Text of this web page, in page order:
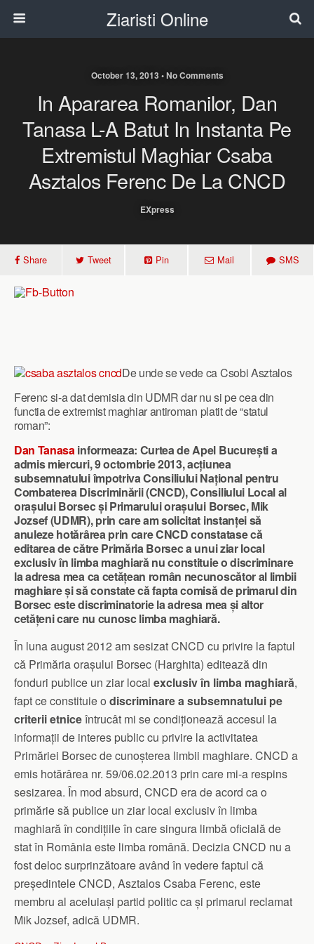
Ziaristi Online
October 13, 2013 • No Comments
In Apararea Romanilor, Dan
Tanasa L-A Batut In Instanta Pe
Extremistul Maghiar Csaba
Asztalos Ferenc De La CNCD
EXpress
Share Tweet Pin Mail SMS
De unde se vede ca Csobi Asztalos
Ferenc si-a dat demisia din UDMR dar nu si pe cea din
functia de extremist maghiar antiroman platit de “statul
roman”:
Dan Tanasainformeaza: Curtea de Apel București a
admis miercuri, 9 octombrie 2013, acțiunea
subsemnatului împotriva Consiliului Național pentru
Combaterea Discriminării (CNCD), Consiliului Local al
orașului Borsec și Primarului orașului Borsec, Mik
Jozsef (UDMR), prin care am solicitat instanței să
anuleze hotărârea prin care CNCD constatase că
editarea de către Primăria Borsec a unui ziar local
exclusiv în limba maghiară nu constituie o discriminare
la adresa mea ca cetățean român necunoscător al limbii
maghiare și să constate că fapta comisă de primarul din
Borsec este discriminatorie la adresa mea și altor
cetățeni care nu cunosc limba maghiară.
În luna august 2012 am sesizat CNCD cu privire la faptul
că Primăria orașului Borsec (Harghita) editează din
fonduri publice un ziar local exclusiv în limba maghiară,
fapt ce constituie o discriminare a subsemnatului pe
criterii etniceîntrucât mi se condiționează accesul la
informații de interes public cu privire la activitatea
Primăriei Borsec de cunoșterea limbii maghiare. CNCD a
emis hotărârea nr. 59/06.02.2013 prin care mi-a respins
sesizarea. În mod absurd, CNCD era de acord ca o
primărie să publice un ziar local exclusiv în limba
maghiară în condițiile în care singura limbă oficială de
stat în România este limba română. Decizia CNCD nu a
fost deloc surprinzătoare având în vedere faptul că
președintele CNCD, Asztalos Csaba Ferenc, este
membru al aceluiași partid politic ca și primarul reclamat
Mik Jozsef, adică UDMR.